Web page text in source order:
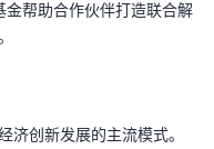
帮助合作伙伴打造联合解
济创新发展的主流模式。